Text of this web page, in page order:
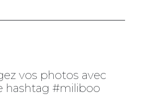
vos photos avec
hashtag #miliboo